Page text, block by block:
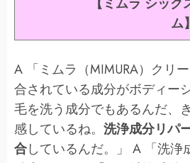
ム】
A 「ミムラ（MIMURA）クリ
合されている成分がボディー
毛を洗う成分でもあるんだ、
感しているね。 洗浄成分リパ
合しているんだ。」 A 「洗浄